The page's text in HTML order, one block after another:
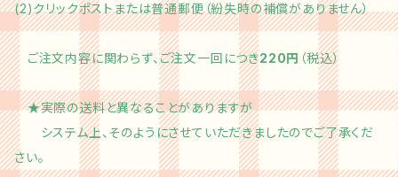
(2)クリックポストまたは普通郵便（紛失時の補償がありません）
ご注文内容に関わらず、ご注文一回につき220円 （税込）
★実際の送料と異なることがありますが
システム上、そのようにさせていただきましたのでご了承くだ
さい。